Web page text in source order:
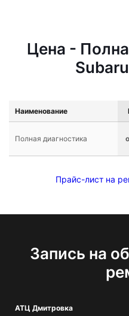
Цена -
Наименование
Полная диагностика
Прайс-лист на
Запись на
АТЦ Дмитровка